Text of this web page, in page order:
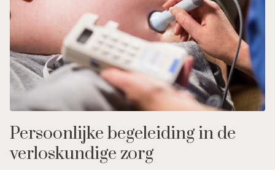
Persoonlijke begeleiding in de
verloskundige zorg